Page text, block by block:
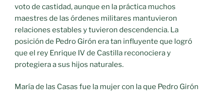
voto de castidad, aunque en la práctica muchos
maestres de las órdenes militares mantuvieron
relaciones estables y tuvieron descendencia. La
posición de Pedro Girón era tan influyente que logró
que el rey Enrique IV de Castilla reconociera y
protegiera a sus hijos naturales.
María de las Casas fue la mujer con la que Pedro Girón